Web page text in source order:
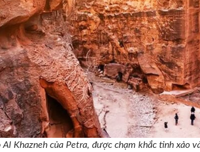
Al Khazneh của Petra, được chạm khắc tinh xảo